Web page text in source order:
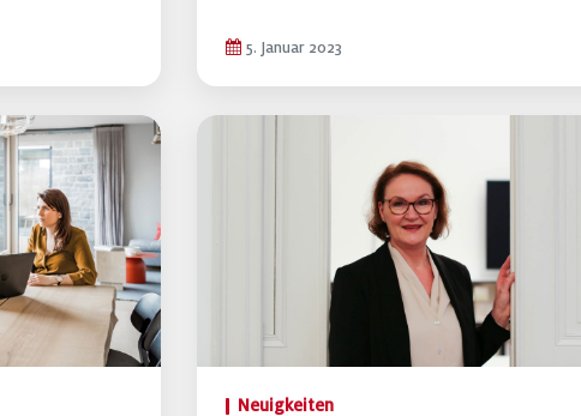
5. Januar 2023
Neuigkeiten